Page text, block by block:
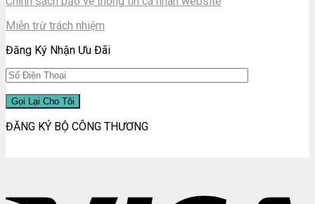
Miễn trừ trách nhiệm
Đăng Ký Nhận Ưu Đãi
ĐĂNG KÝ BỘ CÔNG THƯƠNG